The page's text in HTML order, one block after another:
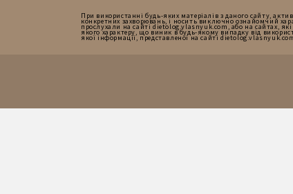
При використанні будь-яких матеріалів з даного сайту,
конкретних захворювань, і носить виключно ознайомчий
прослухали на сайті dietolog.vlasnyuk.com, або на сайтах,
якого характеру, що виник в будь-якому випадку від
якої інформації, представленої на сайті